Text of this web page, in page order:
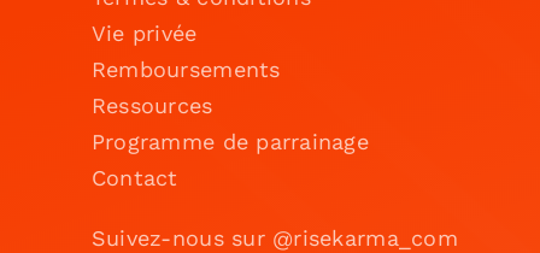
Vie privée
Remboursements
Ressources
Programme de parrainage
Contact
Suivez-nous sur @risekarma_com